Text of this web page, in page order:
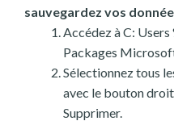
sauvegardez vos
Accédez à C:
Packages
Sélectionnez tous
avec le bouton
Supprimer.